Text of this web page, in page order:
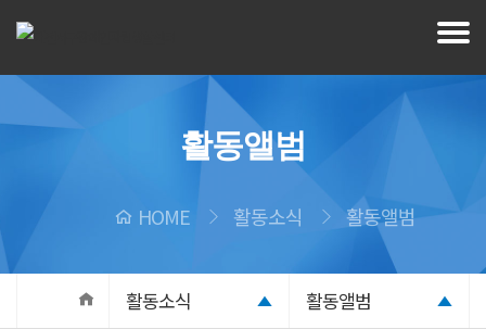
활동앨범
HOME 활동소식 활동앨범
활동소식 활동앨범